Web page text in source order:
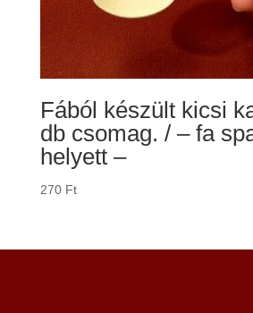
Fából készült kicsi
db csomag. / – fa
helyett –
270 Ft